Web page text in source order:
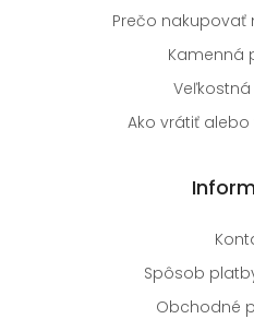
Prečo nakupovať
Kamenná
Ako vrátiť
Spôsob
Obchodné